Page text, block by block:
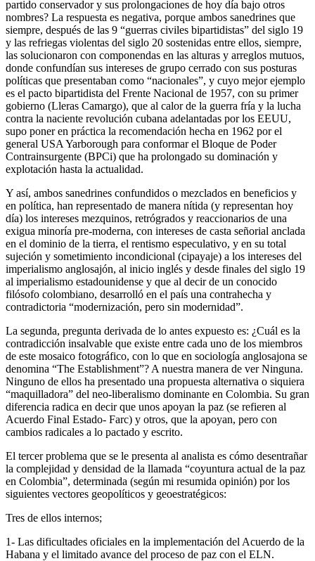
partido conservador y sus prolongaciones de hoy día bajo otros
nombres? La respuesta es negativa, porque ambos sanedrines que
siempre, después de las 9 “guerras civiles bipartidistas” del siglo 19
y las refriegas violentas del siglo 20 sostenidas entre ellos, siempre,
las solucionaron con componendas en las alturas y arreglos mutuos,
donde confundían sus intereses de grupo cerrado con sus posturas
políticas que presentaban como “nacionales”, y cuyo mejor ejemplo
es el pacto bipartidista del Frente Nacional de 1957, con su primer
gobierno (Lleras Camargo), que al calor de la guerra fría y la lucha
contra la naciente revolución cubana adelantadas por los EEUU,
supo poner en práctica la recomendación hecha en 1962 por el
general USA Yarborough para conformar el Bloque de Poder
Contrainsurgente (BPCi) que ha prolongado su dominación y
explotación hasta la actualidad.
Y así, ambos sanedrines confundidos o mezclados en beneficios y
en política, han representado de manera nítida (y representan hoy
día) los intereses mezquinos, retrógrados y reaccionarios de una
exigua minoría pre-moderna, con intereses de casta señorial anclada
en el dominio de la tierra, el rentismo especulativo, y en su total
sujeción y sometimiento incondicional (cipayaje) a los intereses del
imperialismo anglosajón, al inicio inglés y desde finales del siglo 19
al imperialismo estadounidense y que al decir de un conocido
filósofo colombiano, desarrolló en el país una contrahecha y
contradictoria “modernización, pero sin modernidad”.
La segunda, pregunta derivada de lo antes expuesto es: ¿Cuál es la
contradicción insalvable que existe entre cada uno de los miembros
de este mosaico fotográfico, con lo que en sociología anglosajona se
denomina “The Establishment”? A nuestra manera de ver Ninguna.
Ninguno de ellos ha presentado una propuesta alternativa o siquiera
“maquilladora” del neo-liberalismo dominante en Colombia. Su gran
diferencia radica en decir que unos apoyan la paz (se refieren al
Acuerdo Final Estado- Farc) y otros, que la apoyan, pero con
cambios radicales a lo pactado y escrito.
El tercer problema que se le presenta al analista es cómo desentrañar
la complejidad y densidad de la llamada “coyuntura actual de la paz
en Colombia”, determinada (según mi resumida opinión) por los
siguientes vectores geopolíticos y geoestratégicos:
Tres de ellos internos;
1- Las dificultades oficiales en la implementación del Acuerdo de la
Habana y el limitado avance del proceso de paz con el ELN.